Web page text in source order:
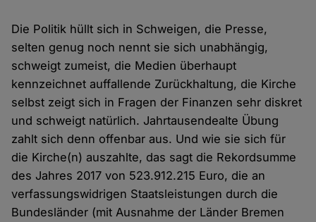
Die Politik hüllt sich in Schweigen, die Presse,
selten genug noch nennt sie sich unabhängig,
schweigt zumeist, die Medien überhaupt
kennzeichnet auffallende Zurückhaltung, die Kirche
selbst zeigt sich in Fragen der Finanzen sehr diskret
und schweigt natürlich. Jahrtausendealte Übung
zahlt sich denn offenbar aus. Und wie sie sich für
die Kirche(n) auszahlte, das sagt die Rekordsumme
des Jahres 2017 von 523.912.215 Euro, die an
verfassungswidrigen Staatsleistungen durch die
Bundesländer (mit Ausnahme der Länder Bremen